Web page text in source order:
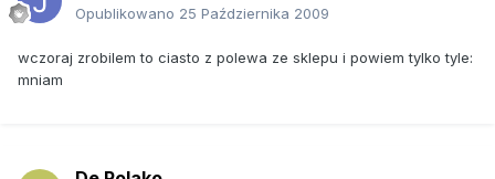
Opublikowano 25 Października 2009
wczoraj zrobilem to ciasto z polewa ze sklepu i powiem tylko tyle:
mniam